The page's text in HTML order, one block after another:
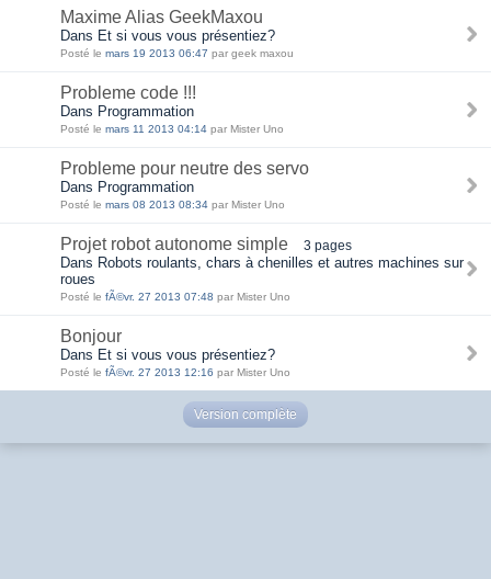
Maxime Alias GeekMaxou
Dans Et si vous vous présentiez?
Posté le mars 19 2013 06:47 par geek maxou
Probleme code !!!
Dans Programmation
Posté le mars 11 2013 04:14 par Mister Uno
Probleme pour neutre des servo
Dans Programmation
Posté le mars 08 2013 08:34 par Mister Uno
Projet robot autonome simple 3 pages
Dans Robots roulants, chars à chenilles et autres machines sur
roues
Posté le fÃ©vr. 27 2013 07:48 par Mister Uno
Bonjour
Dans Et si vous vous présentiez?
Posté le fÃ©vr. 27 2013 12:16 par Mister Uno
Version complète